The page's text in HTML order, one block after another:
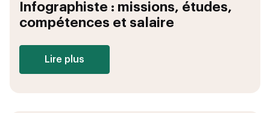
Infographiste : missions, études,
compétences et salaire
Lire plus